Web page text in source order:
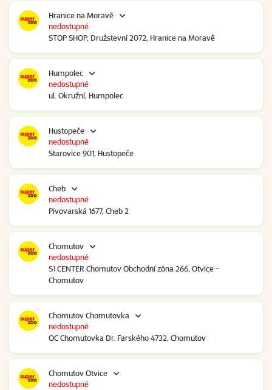
Hranice na Moravě
STOP SHOP, Družstevní 2072, Hranice na Moravě
nedostupné
Humpolec
ul. Okružní, Humpolec
nedostupné
Hustopeče
Starovice 901, Hustopeče
nedostupné
Cheb
Pivovarská 1677, Cheb 2
nedostupné
Chomutov
S1 CENTER Chomutov Obchodní zóna 266, Otvice -
Chomutov
nedostupné
Chomutov Chomutovka
OC Chomutovka Dr. Farského 4732, Chomutov
nedostupné
Chomutov Otvice
nedostupné